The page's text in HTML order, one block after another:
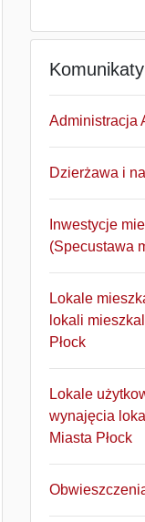
Komunikaty
Administracja
Dzierżawa i
Inwestycje
(Specustawa
Lokale
lokali
Płock
Lokale
wynajęcia
Miasta Płock